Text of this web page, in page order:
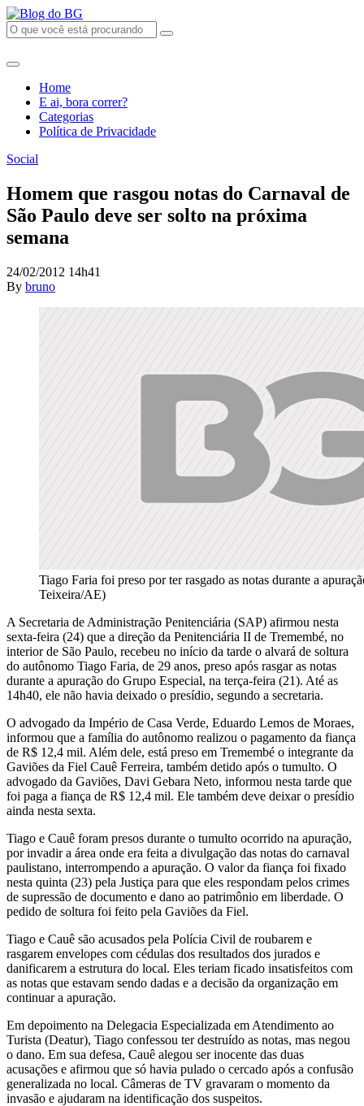
Home
E ai, bora correr?
Categorias
Política de Privacidade
Social
Homem que rasgou notas do Carnaval de
São Paulo deve ser solto na próxima
semana
24/02/2012 14h41
By bruno
Tiago Faria foi preso por ter rasgado as notas durante a
Teixeira/AE)
A Secretaria de Administração Penitenciária (SAP) afirmou nesta
sexta-feira (24) que a direção da Penitenciária II de Tremembé, no
interior de São Paulo, recebeu no início da tarde o alvará de soltura
do autônomo Tiago Faria, de 29 anos, preso após rasgar as notas
durante a apuração do Grupo Especial, na terça-feira (21). Até as
14h40, ele não havia deixado o presídio, segundo a secretaria.
O advogado da Império de Casa Verde, Eduardo Lemos de Moraes,
informou que a família do autônomo realizou o pagamento da fiança
de R$ 12,4 mil. Além dele, está preso em Tremembé o integrante da
Gaviões da Fiel Cauê Ferreira, também detido após o tumulto. O
advogado da Gaviões, Davi Gebara Neto, informou nesta tarde que
foi paga a fiança de R$ 12,4 mil. Ele também deve deixar o presídio
ainda nesta sexta.
Tiago e Cauê foram presos durante o tumulto ocorrido na apuração,
por invadir a área onde era feita a divulgação das notas do carnaval
paulistano, interrompendo a apuração. O valor da fiança foi fixado
nesta quinta (23) pela Justiça para que eles respondam pelos crimes
de supressão de documento e dano ao patrimônio em liberdade. O
pedido de soltura foi feito pela Gaviões da Fiel.
Tiago e Cauê são acusados pela Polícia Civil de roubarem e
rasgarem envelopes com cédulas dos resultados dos jurados e
danificarem a estrutura do local. Eles teriam ficado insatisfeitos com
as notas que estavam sendo dadas e a decisão da organização em
continuar a apuração.
Em depoimento na Delegacia Especializada em Atendimento ao
Turista (Deatur), Tiago confessou ter destruído as notas, mas negou
o dano. Em sua defesa, Cauê alegou ser inocente das duas
acusações e afirmou que só havia pulado o cercado após a confusão
generalizada no local. Câmeras de TV gravaram o momento da
invasão e ajudaram na identificação dos suspeitos.